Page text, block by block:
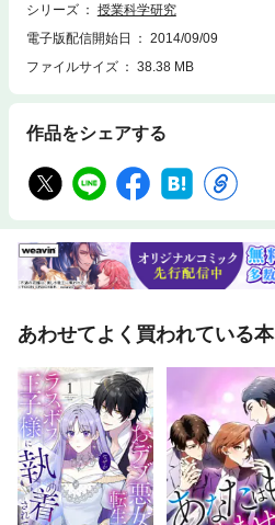
シリーズ
授業科学研究
電子版配信開始日
2014/09/09
ファイルサイズ
38.38 MB
作品をシェアする
あわせてよく買われている本